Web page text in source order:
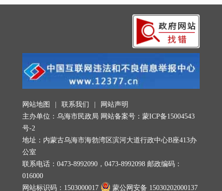
网站地图 联系我们
网站声明
主办单位：乌海市民政局 网站备案号： 蒙ICP备15004543
号-2
地址：内蒙古乌海市海勃湾区滨河大道行政中心B座413办
公室
联系电话：0473-8992090，0473-8992098 邮政编码：
016000
网站标识码：1503000017
蒙公网安备 15030202000137